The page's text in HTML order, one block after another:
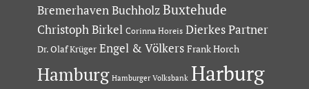
Bremerhaven Buchholz Buxtehude
Christoph Birkel Corinna Horeis Dierkes Partner
Dr. Olaf Krüger Engel & Völkers Frank Horch
Hamburg Hamburger Volksbank Harburg